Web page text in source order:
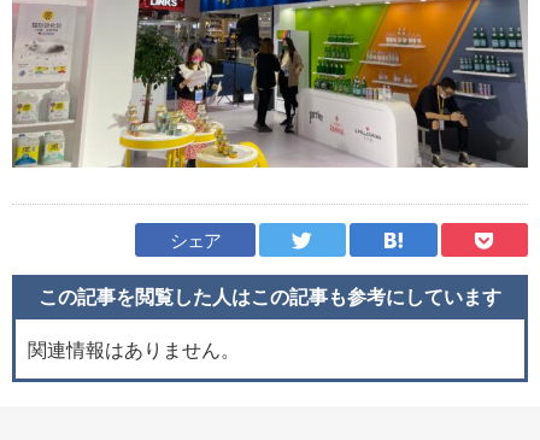
シェア
この記事を閲覧した人はこの記事も参考にしています
関連情報はありません。